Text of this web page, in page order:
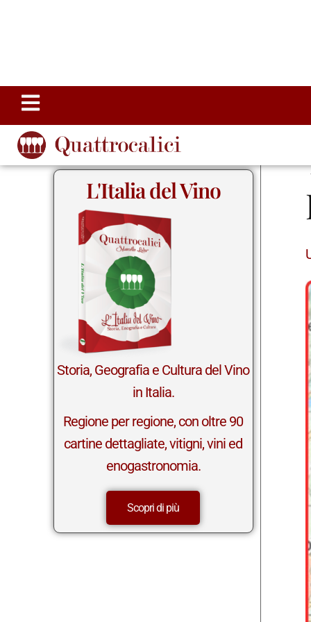
L'Italia del Vino
Storia, Geografia e Cultura del Vino
in Italia.
Regione per regione, con oltre 90
cartine dettagliate, vitigni, vini ed
enogastronomia.
Scopri di più